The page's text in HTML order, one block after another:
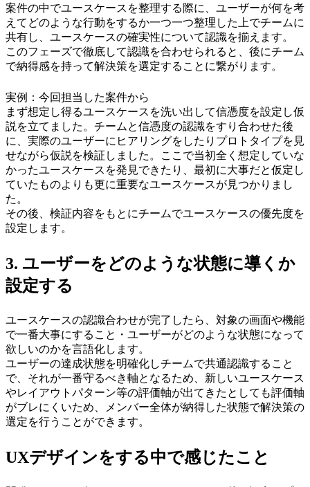
案件の中でユースケースを整理する際に、ユーザーが何を考
えてどのような行動をするか一つ一つ整理した上でチームに
共有し、ユースケースの確実性について認識を揃えます。
このフェーズで徹底して認識を合わせられると、後にチーム
で納得感を持って解決策を選定することに繋がります。
実例：今回担当した案件から
まず想定し得るユースケースを洗い出して信憑度を設定し仮
説を立てました。チームと信憑度の認識をすり合わせた後
に、実際のユーザーにヒアリングをしたりプロトタイプを見
せながら仮説を検証しました。ここで当初全く想定していな
かったユースケースを発見できたり、最初に大事だと仮定し
ていたものよりも更に重要なユースケースが見つかりまし
た。
その後、検証内容をもとにチームでユースケースの優先度を
設定します。
3. ユーザーをどのような状態に導くか
設定する
ユースケースの認識合わせが完了したら、対象の画面や機能
で一番大事にすること・ユーザーがどのような状態になって
欲しいのかを言語化します。
ユーザーの達成状態を明確化しチームで共通認識すること
で、それが一番守るべき軸となるため、新しいユースケース
やレイアウトパターン等の評価軸が出てきたとしても評価軸
がブレにくいため、メンバー全体が納得した状態で解決策の
選定を行うことができます。
UXデザインをする中で感じたこと